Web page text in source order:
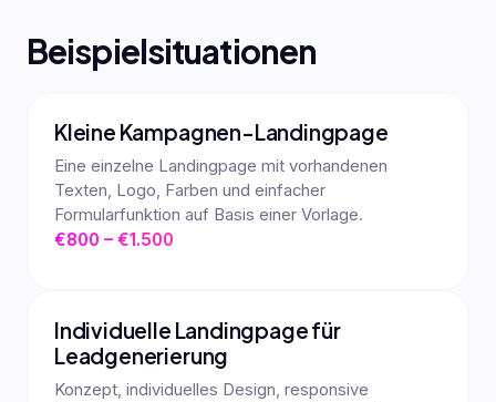
Beispielsituationen
Kleine Kampagnen-Landingpage
Eine einzelne Landingpage mit vorhandenen
Texten, Logo, Farben und einfacher
Formularfunktion auf Basis einer Vorlage.
€800 – €1.500
Individuelle Landingpage für
Leadgenerierung
Konzept, individuelles Design, responsive